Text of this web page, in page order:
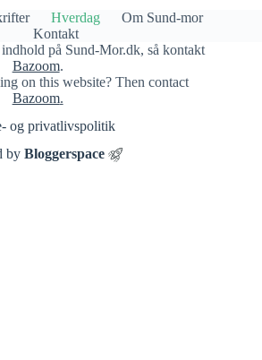
Hverdag
Om Sund-mor
Kontakt
på Sund-Mor.dk, så kontakt
Bazoom.
on this website? Then contact
Bazoom.
og privatlivspolitik​
byBloggerspace